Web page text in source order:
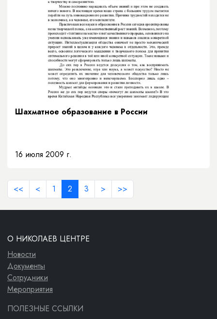
Шахматное образование в России
16 июля 2009 г.
<< < 1 2 3 > >>
О НИКОЛАЕВ ЦЕНТРЕ
Новости
Документы
Сотрудники
Мероприятия
ПОЛЕЗНЫЕ ССЫЛКИ